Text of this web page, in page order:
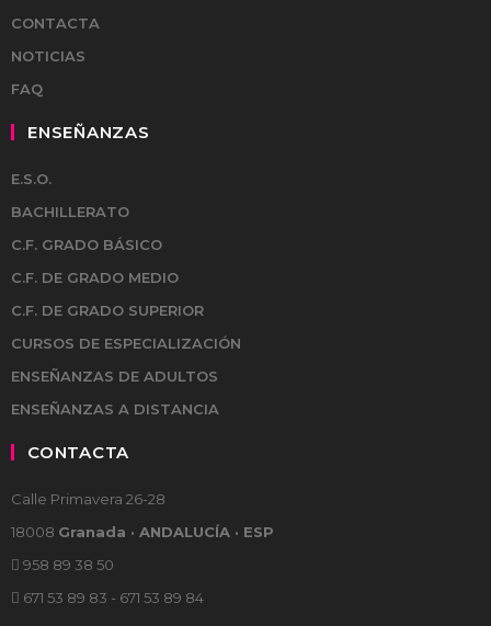
CONTACTA
NOTICIAS
FAQ
ENSEÑANZAS
E.S.O.
BACHILLERATO
C.F. GRADO BÁSICO
C.F. DE GRADO MEDIO
C.F. DE GRADO SUPERIOR
CURSOS DE ESPECIALIZACIÓN
ENSEÑANZAS DE ADULTOS
ENSEÑANZAS A DISTANCIA
CONTACTA
Calle Primavera 26-28
18008 Granada · ANDALUCÍA · ESP
958 89 38 50
671 53 89 83 - 671 53 89 84